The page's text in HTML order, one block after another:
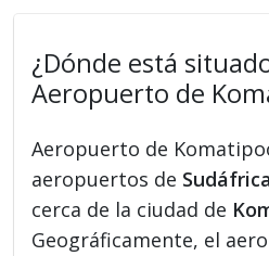
¿Dónde está
Aeropuerto de
Aeropuerto de
aeropuertos de
cerca de la ciudad de
Geográficamente, el